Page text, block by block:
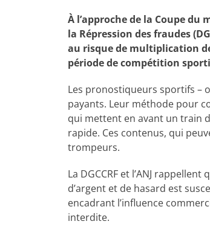
À l’approche de la Coupe
la Répression des fraudes
au risque de multiplication
période de compétition
Les pronostiqueurs sportifs –
payants. Leur méthode pour
qui mettent en avant un train
rapide. Ces contenus, qui
trompeurs.
La DGCCRF et l’ANJ
d’argent et de hasard est
encadrant l’influence
interdite.